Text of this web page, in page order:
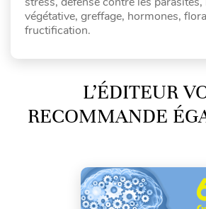
végétative, greffage, hormones,
fructification.
L’ÉDITEUR
RECOMMANDE